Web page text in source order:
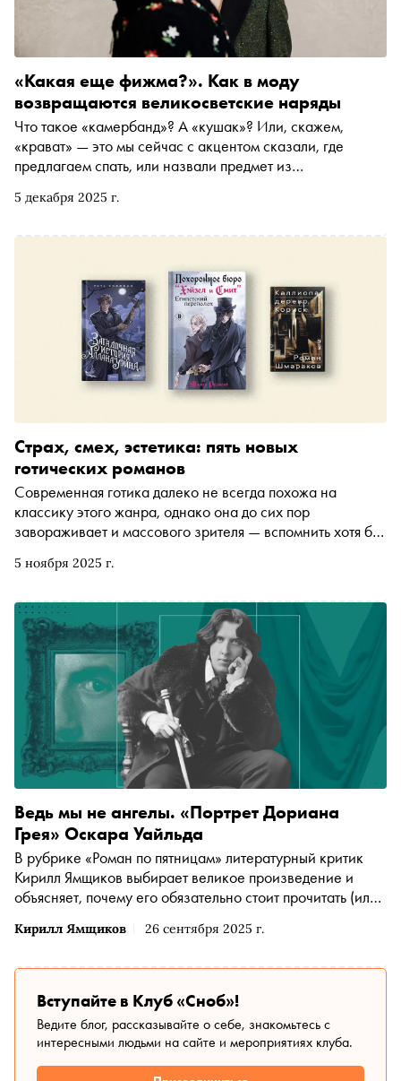
5 декабря 2025 г.
«Какая еще фижма?». Как в моду
возвращаются великосветские наряды
Что такое «камербанд»? А «кушак»? Или, скажем,
«крават» — это мы сейчас с акцентом сказали, где
предлагаем спать, или назвали предмет из
своего авторского цикла модный обозреватель «Сноба»
приходит официальная одежда, рекомендует не срывать
чтобы не повторить судьбу сестёр Оскара Уайльда
(пышные юбки обеих загорелись на балу)
5 ноября 2025 г.
Страх, смех, эстетика: пять новых
готических романов
Современная готика далеко не всегда похожа на
классику этого жанра, однако она до сих пор
завораживает и массового зрителя — вспомнить хотя бы
Гильермо дель Торо, — и массового читателя. Как и
из канона, а с другой — экспериментируют и сочетают
несочетаемое. Собрали пять современных готических
текстов, где от ужаса до завораживающей эстетики —
рукой подать
Кирилл Ямщиков 26 сентября 2025 г.
Ведь мы не ангелы. «Портрет Дориана
Грея» Оскара Уайльда
В рубрике «Роман по пятницам» литературный критик
Кирилл Ямщиков выбирает великое произведение и
объясняет, почему его обязательно стоит прочитать (или
Дориана Грея» Оскара Уайльда — роман, в котором
«пьют на брудершафт»
Вступайте в Клуб «Сноб»!
Ведите блог, рассказывайте о себе, знакомьтесь с
интересными людьми на сайте и мероприятиях клуба.